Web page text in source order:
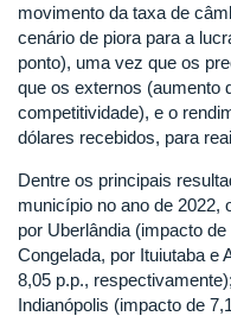
movimento da taxa de
cenário de piora para a
ponto), uma vez que os
que os externos (aumento
competitividade), e o
dólares recebidos, para
Dentre os principais
município no ano de 2022,
por Uberlândia (impacto
Congelada, por Ituiutaba e
8,05 p.p.,
Indianópolis (impacto de